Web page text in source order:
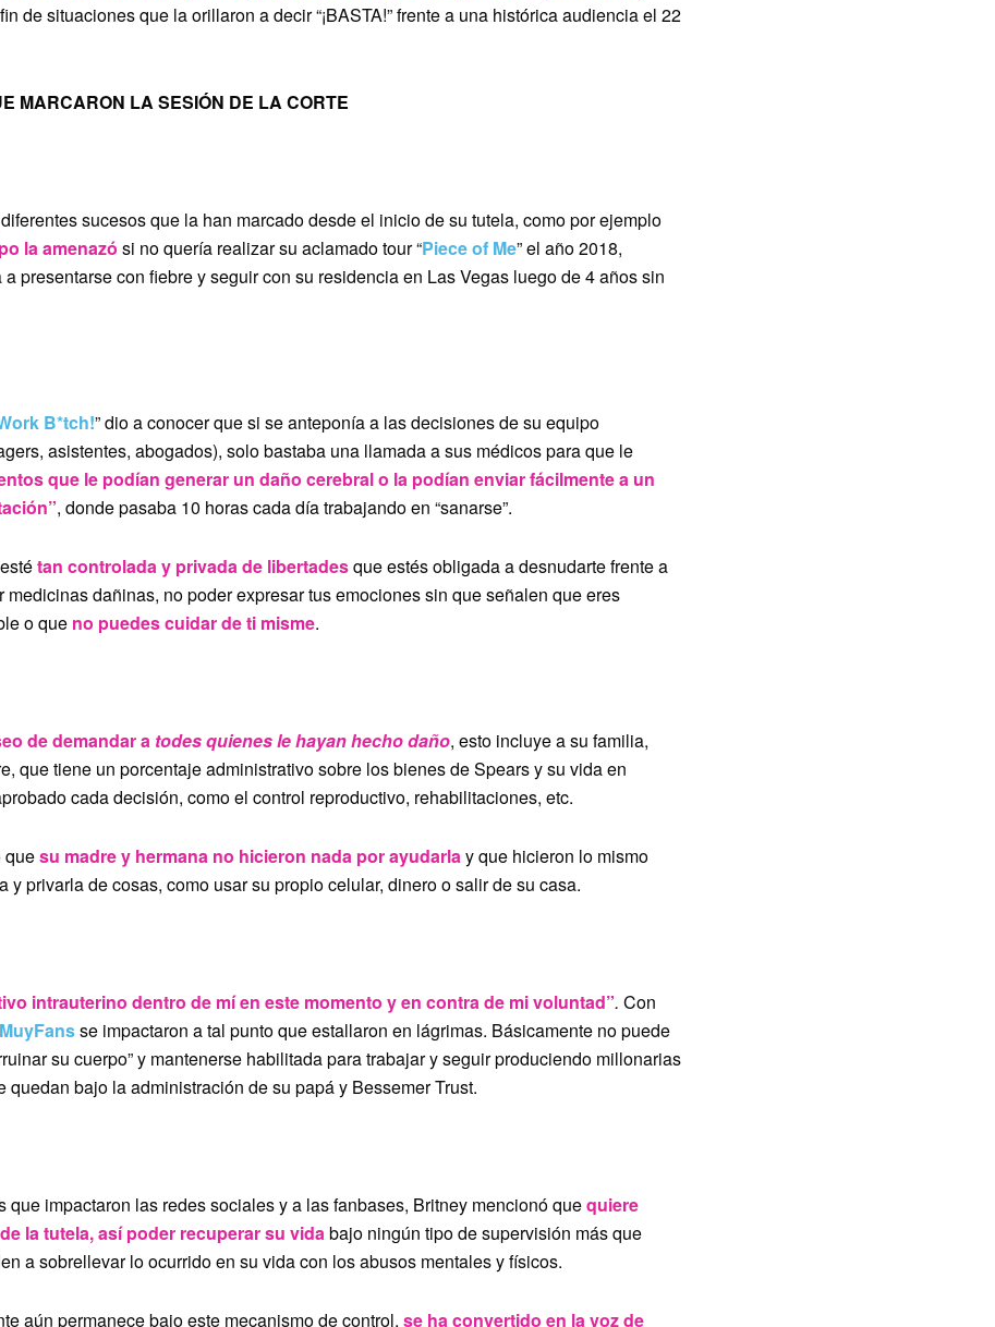
de situaciones que la orillaron a decir “¡BASTA!” frente a una histórica audiencia el 22
MARCARON LA SESIÓN DE LA CORTE
sucesos que la han marcado desde el inicio de su tutela, como por ejemplo
la amenazó si no quería realizar su aclamado tour “Piece of Me” el año 2018,
presentarse con fiebre y seguir con su residencia en Las Vegas luego de 4 años sin
B*tch!” dio a conocer que si se anteponía a las decisiones de su equipo
asistentes, abogados), solo bastaba una llamada a sus médicos para que le
que le podían generar un daño cerebral o la podían enviar fácilmente a un
, donde pasaba 10 horas cada día trabajando en “sanarse”.
tan controlada y privada de libertadesque estés obligada a desnudarte frente a
medicinas dañinas, no poder expresar tus emociones sin que señalen que eres
o que no puedes cuidar de ti misme.
de demandar a todes quienes le hayan hecho daño, esto incluye a su familia,
que tiene un porcentaje administrativo sobre los bienes de Spears y su vida en
cada decisión, como el control reproductivo, rehabilitaciones, etc.
quesu madre y hermana no hicieron nada por ayudarla y que hicieron lo mismo
y privarla de cosas, como usar su propio celular, dinero o salir de su casa.
intrauterino dentro de mí en este momento y en contra de mi voluntad”. Con
se impactaron a tal punto que estallaron en lágrimas. Básicamente no puede
su cuerpo” y mantenerse habilitada para trabajar y seguir produciendo millonarias
quedan bajo la administración de su papá y Bessemer Trust.
que impactaron las redes sociales y a las fanbases, Britney mencionó quequiere
la tutela, así poder recuperar su vida bajo ningún tipo de supervisión más que
a sobrellevar lo ocurrido en su vida con los abusos mentales y físicos.
aún permanece bajo este mecanismo de control, se ha convertido en la voz de